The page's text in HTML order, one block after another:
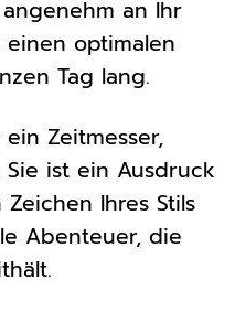
an Ihr
optimalen
Tag lang.
Zeitmesser,
Sie ist ein Ausdruck
Ihres Stils
Abenteuer, die